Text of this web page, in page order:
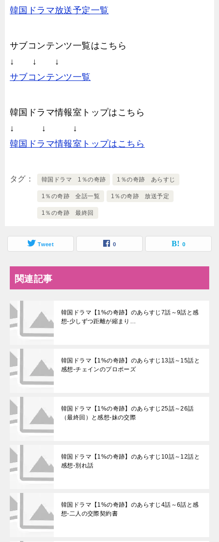
韓国ドラマ放送予定一覧
サブコンテンツ一覧はこちら
↓ ↓ ↓
サブコンテンツ一覧
韓国ドラマ情報室トップはこちら
↓ ↓ ↓
韓国ドラマ情報室トップはこちら
タグ 韓国ドラマ 1％の奇跡 1％の奇跡 あらすじ
1％の奇跡 全話一覧 1％の奇跡 放送予定
1％の奇跡 最終回
Tweet 0 0
関連記事
韓国ドラマ【1%の奇跡】のあらすじ7話～9話と感
想-少しずつ距離が縮まり…
韓国ドラマ【1%の奇跡】のあらすじ13話～15話と
感想-チェインのプロポーズ
韓国ドラマ【1%の奇跡】のあらすじ25話～26話
（最終回）と感想-妹の交際
韓国ドラマ【1%の奇跡】のあらすじ10話～12話と
感想-別れ話
韓国ドラマ【1%の奇跡】のあらすじ4話～6話と感
想-二人の交際契約書